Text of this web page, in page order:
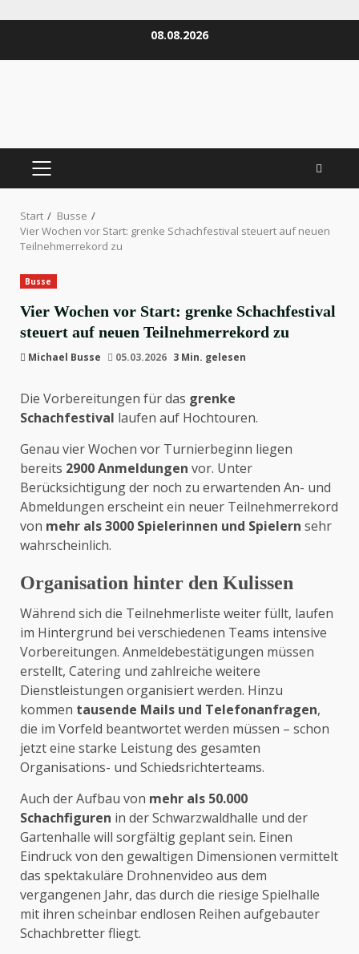
08.08.2026
PRIMÄRES
Start
Busse
Vier Wochen vor Start: grenke Schachfestival steuert auf neuen
Teilnehmerrekord zu
Busse
Vier Wochen vor Start: grenke Schachfestival
steuert auf neuen Teilnehmerrekord zu
Michael Busse 05.03.2026 3 Min. gelesen
Die Vorbereitungen für das grenke
Schachfestival laufen auf Hochtouren.
Genau vier Wochen vor Turnierbeginn liegen
bereits 2900 Anmeldungen vor. Unter
Berücksichtigung der noch zu erwartenden An- und
Abmeldungen erscheint ein neuer Teilnehmerrekord
von mehr als 3000 Spielerinnen und Spielern sehr
wahrscheinlich.
Organisation hinter den Kulissen
Während sich die Teilnehmerliste weiter füllt, laufen
im Hintergrund bei verschiedenen Teams intensive
Vorbereitungen. Anmeldebestätigungen müssen
erstellt, Catering und zahlreiche weitere
Dienstleistungen organisiert werden. Hinzu
kommen tausende Mails und Telefonanfragen,
die im Vorfeld beantwortet werden müssen – schon
jetzt eine starke Leistung des gesamten
Organisations- und Schiedsrichterteams.
Auch der Aufbau von mehr als 50.000
Schachfiguren in der Schwarzwaldhalle und der
Gartenhalle will sorgfältig geplant sein. Einen
Eindruck von den gewaltigen Dimensionen vermittelt
das spektakuläre Drohnenvideo aus dem
vergangenen Jahr, das durch die riesige Spielhalle
mit ihren scheinbar endlosen Reihen aufgebauter
Schachbretter fliegt.